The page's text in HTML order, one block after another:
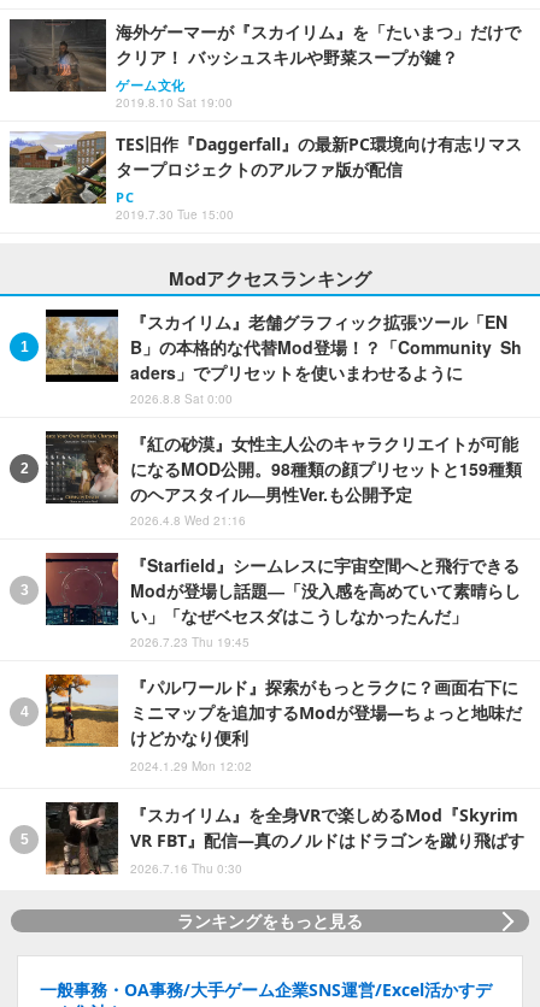
海外ゲーマーが『スカイリム』を「たいまつ」だけで
クリア！ バッシュスキルや野菜スープが鍵？
ゲーム文化
2019.8.10 Sat 19:00
TES旧作『Daggerfall』の最新PC環境向け有志リマス
タープロジェクトのアルファ版が配信
PC
2019.7.30 Tue 15:00
Modアクセスランキング
『スカイリム』老舗グラフィック拡張ツール「EN
B」の本格的な代替Mod登場！？「Community Sh
aders」でプリセットを使いまわせるように
2026.8.8 Sat 0:00
『紅の砂漠』女性主人公のキャラクリエイトが可能
になるMOD公開。98種類の顔プリセットと159種類
のヘアスタイル―男性Ver.も公開予定
2026.4.8 Wed 21:16
『Starfield』シームレスに宇宙空間へと飛行できる
Modが登場し話題―「没入感を高めていて素晴らし
い」「なぜベセスダはこうしなかったんだ」
2026.7.23 Thu 19:45
『パルワールド』探索がもっとラクに？画面右下に
ミニマップを追加するModが登場―ちょっと地味だ
けどかなり便利
2024.1.29 Mon 12:02
『スカイリム』を全身VRで楽しめるMod『Skyrim
VR FBT』配信―真のノルドはドラゴンを蹴り飛ばす
2026.7.16 Thu 0:30
ランキングをもっと見る
一般事務・OA事務/大手ゲーム企業SNS運営/Excel活かすデ